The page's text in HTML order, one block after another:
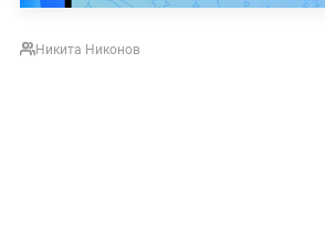
Никита Никонов